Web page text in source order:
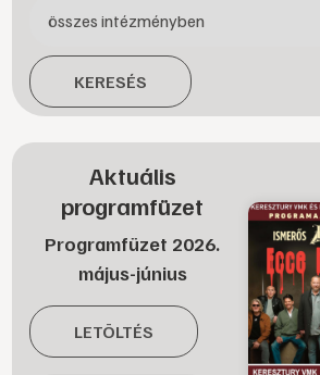
KERESÉS
Aktuális
programfüzet
Programfüzet 2026.
május-június
LETÖLTÉS